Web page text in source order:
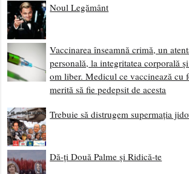
Noul Legământ
Vaccinarea înseamnă crimă, un
personală, la integritatea corporală
om liber. Medicul ce vaccinează cu
merită să fie pedepsit de acesta
Trebuie să distrugem supermația
Dă-ți Două Palme și Ridică-te